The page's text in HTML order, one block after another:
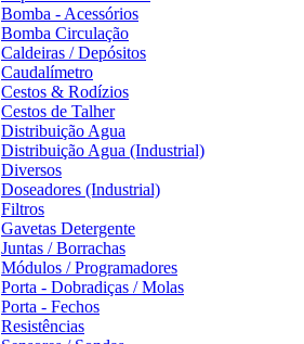
Bomba - Acessórios
Bomba Circulação
Caldeiras / Depósitos
Caudalímetro
Cestos & Rodízios
Cestos de Talher
Distribuição Agua
Distribuição Agua (Industrial)
Diversos
Doseadores (Industrial)
Filtros
Gavetas Detergente
Juntas / Borrachas
Módulos / Programadores
Porta - Dobradiças / Molas
Porta - Fechos
Resistências